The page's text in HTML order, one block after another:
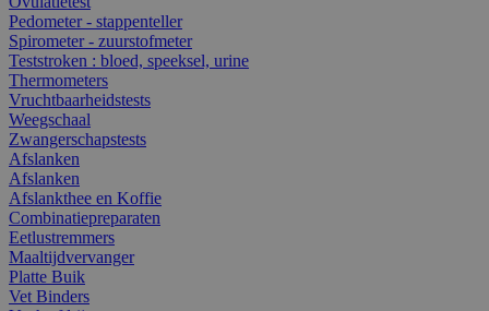
Pedometer - stappenteller
Spirometer - zuurstofmeter
Teststroken : bloed, speeksel, urine
Thermometers
Vruchtbaarheidstests
Weegschaal
Zwangerschapstests
Afslanken
Afslanken
Afslankthee en Koffie
Combinatiepreparaten
Eetlustremmers
Maaltijdvervanger
Platte Buik
Vet Binders